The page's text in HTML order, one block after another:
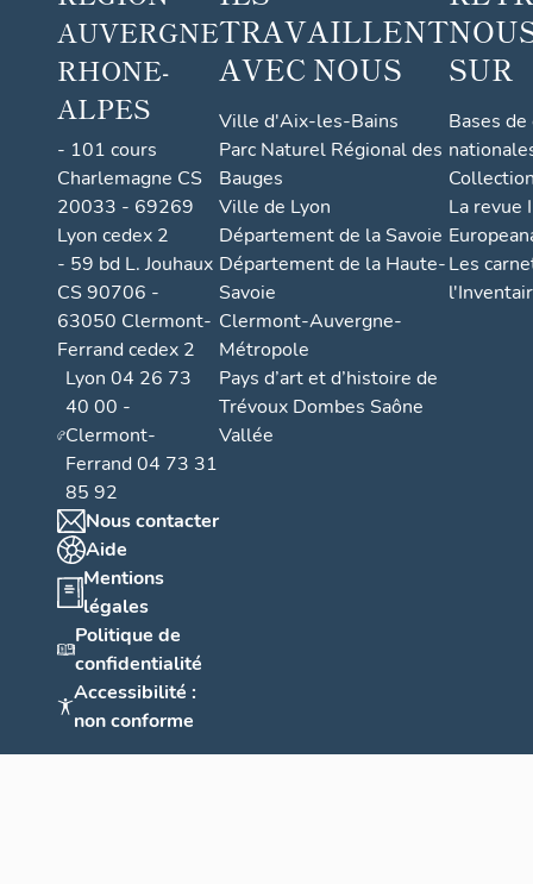
AUVERGNE
RHONE-
ALPES
- 101 cours
Charlemagne CS
20033 - 69269
Lyon cedex 2
- 59 bd L. Jouhaux
CS 90706 -
63050 Clermont-
Ferrand cedex 2
Lyon 04 26 73
40 00 -
Clermont-
Ferrand 04 73 31
85 92
Nous contacter
Aide
Mentions
légales
Politique de
confidentialité
Accessibilité :
non conforme
TRAVAILLENT
AVEC NOUS
Ville d'Aix-les-Bains
Parc Naturel Régional des
Bauges
Ville de Lyon
Département de la Savoie
Département de la Haute-
Savoie
Clermont-Auvergne-
Métropole
Pays d’art et d’histoire de
Trévoux Dombes Saône
Vallée
SUR
Bases
La revue
Les